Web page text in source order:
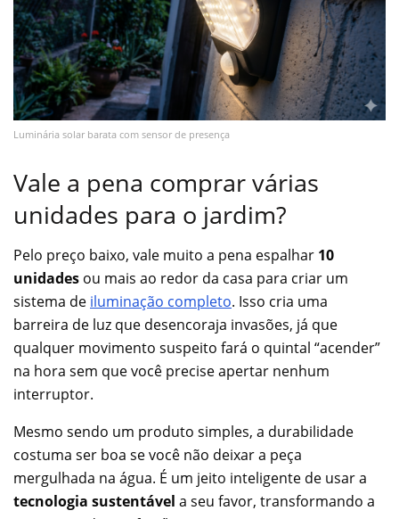
Luminária solar barata com sensor de presença
Vale a pena comprar várias
unidades para o jardim?
Pelo preço baixo, vale muito a pena espalhar 10
unidades ou mais ao redor da casa para criar um
sistema de iluminação completo. Isso cria uma
barreira de luz que desencoraja invasões, já que
qualquer movimento suspeito fará o quintal “acender”
na hora sem que você precise apertar nenhum
interruptor.
Mesmo sendo um produto simples, a durabilidade
costuma ser boa se você não deixar a peça
mergulhada na água. É um jeito inteligente de usar a
tecnologia sustentável a seu favor, transformando a